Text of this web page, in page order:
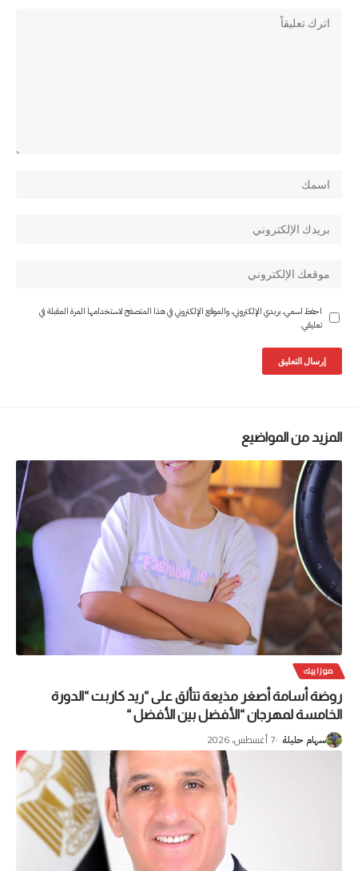
احفظ اسمي، بريدي الإلكتروني، والموقع الإلكتروني في هذا المتصفح لاستخدامها المرة المقبلة في
تعليقي.
المزيد من المواضيع
موزاييك
روضة أسامة أصغر مذيعة تتألق على “ريد كاربت “الدورة
الخامسة لمهرجان “الأفضل بين الأفضل “
سهام حليلة 7 أغسطس، 2026